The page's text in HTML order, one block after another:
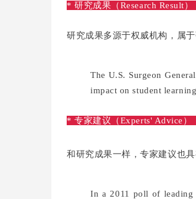
* 研究成果（Research Result）
研究成果多源于权威机构，属
The U.S. Surgeon
impact on student
* 专家建议（Experts' Advice）
和研究成果一样，专家建议也
In a 2011 poll of leading